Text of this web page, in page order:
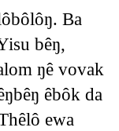
Ba
bêŋ,
ŋê vovak
êbôk da
ewa